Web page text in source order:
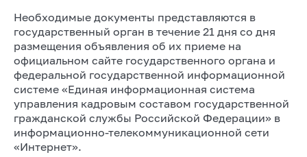
Необходимые документы представляются в
государственный орган в течение 21 дня со дня
размещения объявления об их приеме на
официальном сайте государственного органа и
федеральной государственной информационной
системе «Единая информационная система
управления кадровым составом государственной
гражданской службы Российской Федерации» в
информационно-телекоммуникационной сети
«Интернет».